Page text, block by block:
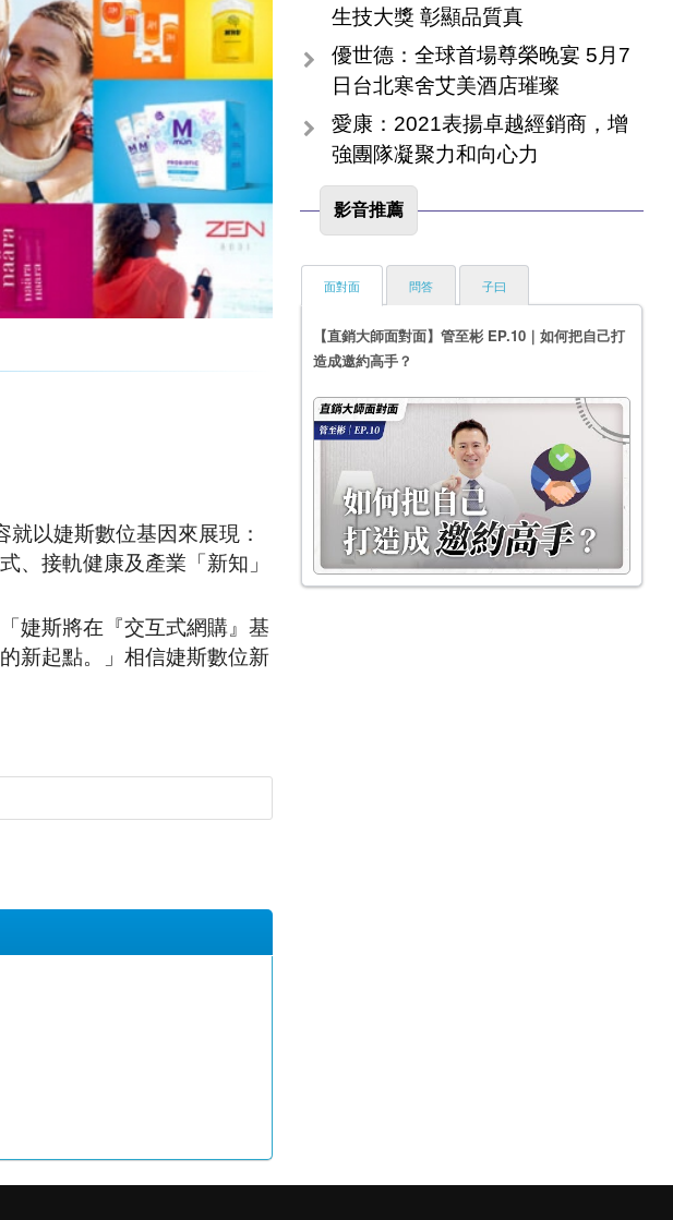
以婕斯數位基因來展現：
、接軌健康及產業「新知」
婕斯將在『交互式網購』基
新起點。」相信婕斯數位新
生技大獎 彰顯品質真
優世德：全球首場尊榮晚宴 5月7
日台北寒舍艾美酒店璀璨
愛康：2021表揚卓越經銷商，增
強團隊凝聚力和向心力
影音推薦
面對面
【直銷大師面對面】管至彬 EP.10｜如何把自己打
造成邀約高手？
問答 子曰